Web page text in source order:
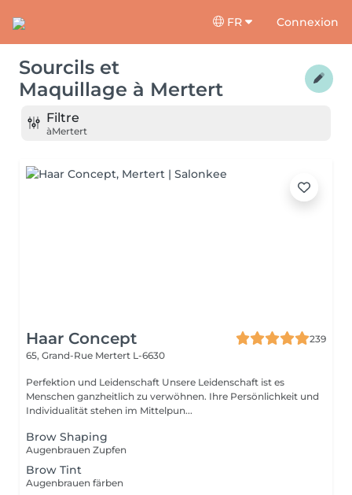
FR Connexion
Sourcils et
Maquillage à Mertert
Filtre
àMertert
Haar Concept
239
65, Grand-Rue Mertert L-6630
Perfektion und Leidenschaft Unsere Leidenschaft ist es
Menschen ganzheitlich zu verwöhnen. Ihre Persönlichkeit und
Individualität stehen im Mittelpun...
Brow Shaping
Augenbrauen Zupfen
Brow Tint
Augenbrauen färben